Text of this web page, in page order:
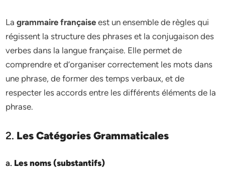
Lagrammaire française est un ensemble de règles qui
régissent la structure des phrases et la conjugaison des
verbes dans la langue française. Elle permet de
comprendre et d’organiser correctement les mots dans
une phrase, de former des temps verbaux, et de
respecter les accords entre les différents éléments de la
phrase.
2. Les Catégories Grammaticales
a. Les noms (substantifs)